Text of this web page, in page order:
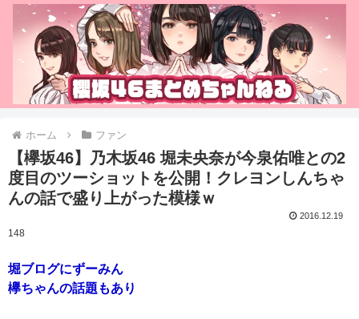
ホーム ファン
【欅坂46】乃木坂46 堀未央奈が今泉佑唯との2
度目のツーショットを公開！クレヨンしんちゃ
んの話で盛り上がった模様ｗ
2016.12.19
148
堀ブログにずーみん
欅ちゃんの話題もあり